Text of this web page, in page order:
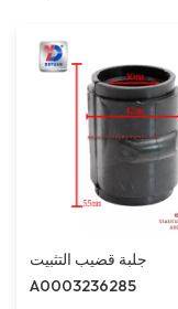
جلبة قضيب التثبيت
A0003236285